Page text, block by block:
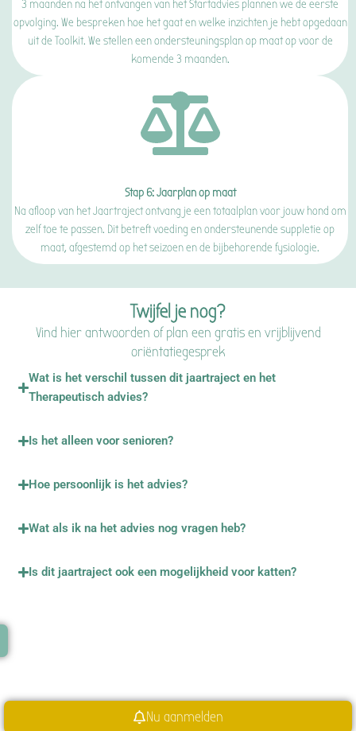
3 maanden na het ontvangen van het Startadvies plannen we de eerste
opvolging. We bespreken hoe het gaat en welke inzichten je hebt opgedaan
uit de Toolkit. We stellen een ondersteuningsplan op maat op voor de
komende 3 maanden.
Stap 6: Jaarplan op maat
Na afloop van het Jaartraject ontvang je een totaalplan voor jouw hond om
zelf toe te passen. Dit betreft voeding en ondersteunende suppletie op
maat, afgestemd op het seizoen en de bijbehorende fysiologie.
Twijfel je nog?
Vind hier antwoorden of plan een gratis en vrijblijvend
oriëntatiegesprek
Wat is het verschil tussen dit jaartraject en het
Therapeutisch advies?
Is het alleen voor senioren?
Hoe persoonlijk is het advies?
Wat als ik na het advies nog vragen heb?
Is dit jaartraject ook een mogelijkheid voor katten?
Nu aanmelden